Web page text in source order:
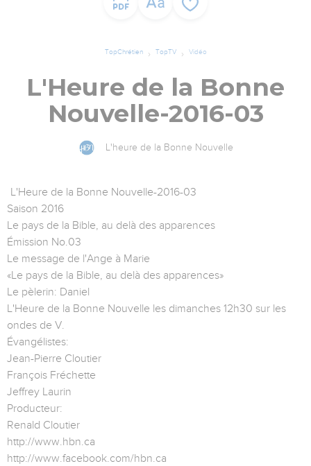
TopChrétien TopTV Vidéo
L'Heure de la Bonne
Nouvelle-2016-03
L'heure de la Bonne Nouvelle
L'Heure de la Bonne Nouvelle-2016-03
Saison 2016
Le pays de la Bible, au delà des apparences
Émission No.03
Le message de l'Ange à Marie
«Le pays de la Bible, au delà des apparences»
Le pèlerin: Daniel
L'Heure de la Bonne Nouvelle les dimanches 12h30 sur les
ondes de V.
Évangélistes:
Jean-Pierre Cloutier
François Fréchette
Jeffrey Laurin
Producteur:
Renald Cloutier
http://www.hbn.ca
http://www.facebook.com/hbn.ca